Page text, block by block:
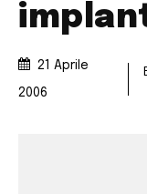
21 Aprile
2006